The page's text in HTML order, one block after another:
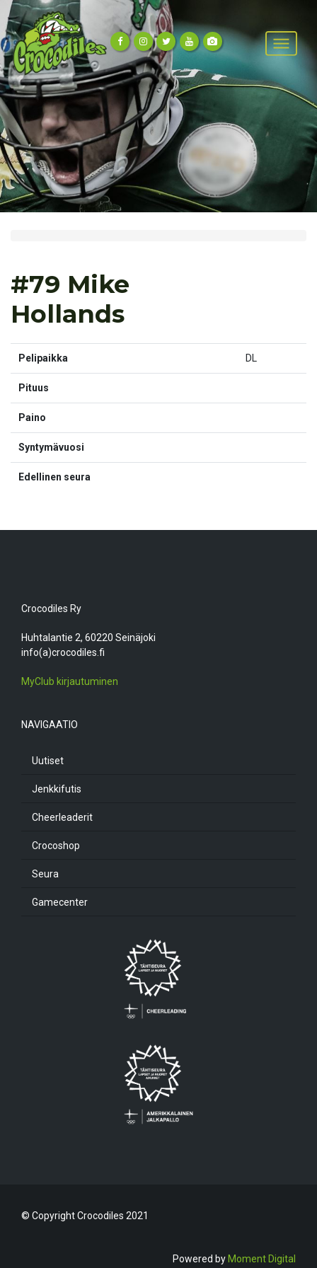
#79 Mike
Hollands
Pelipaikka DL
Pituus
Paino
Syntymävuosi
Edellinen seura
Crocodiles Ry
Huhtalantie 2, 60220 Seinäjoki
info(a)crocodiles.fi
MyClub kirjautuminen
NAVIGAATIO
Uutiset
Jenkkifutis
Cheerleaderit
Crocoshop
Seura
Gamecenter
© Copyright Crocodiles 2021
Powered by Moment Digital